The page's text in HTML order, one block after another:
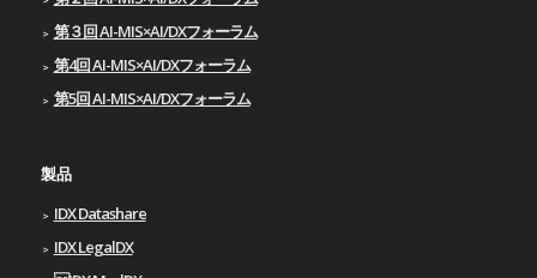
第３回 AI-MIS×AI/DXフォーラム
第4回 AI-MIS×AI/DXフォーラム
第5回 AI-MIS×AI/DXフォーラム
製品
IDX Datashare
IDX LegalDX